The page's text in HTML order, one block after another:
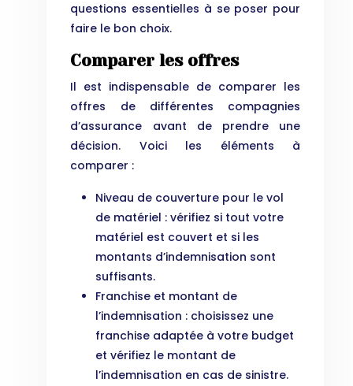
questions essentielles à se poser pour
faire le bon choix.
Comparer les offres
Il est indispensable de comparer les
offres de différentes compagnies
d’assurance avant de prendre une
décision. Voici les éléments à
comparer :
Niveau de couverture pour le vol
de matériel : vérifiez si tout votre
matériel est couvert et si les
montants d’indemnisation sont
suffisants.
Franchise et montant de
l’indemnisation : choisissez une
franchise adaptée à votre budget
et vérifiez le montant de
l’indemnisation en cas de sinistre.